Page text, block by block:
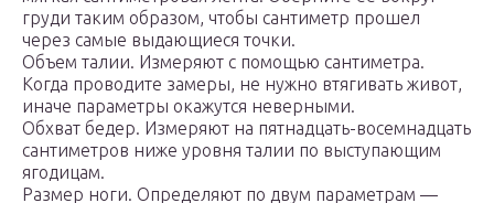
груди таким образом, чтобы сантиметр прошел
через самые выдающиеся точки.
Объем талии. Измеряют с помощью сантиметра.
Когда проводите замеры, не нужно втягивать живот,
иначе параметры окажутся неверными.
Обхват бедер. Измеряют на пятнадцать-восемнадцать
сантиметров ниже уровня талии по выступающим
ягодицам.
Размер ноги. Определяют по двум параметрам —